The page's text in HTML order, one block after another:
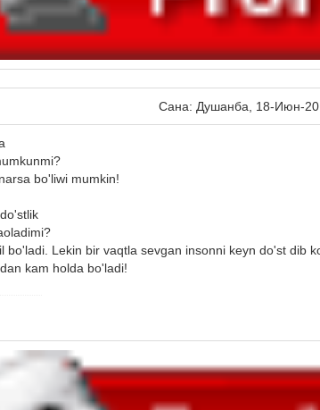
Сана: Душанба, 18-Июн-
bo'liwi mumkin!
bo'ladi. Lekin bir vaqtla sevgan insonni keyn do'st dib
kam holda bo'ladi!